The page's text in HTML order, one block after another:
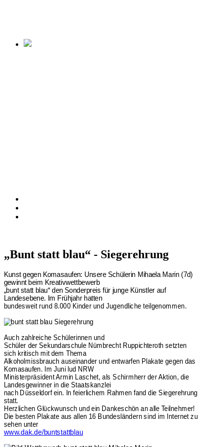
„Bunt statt blau“ - Siegerehrung
Kunst gegen Komasaufen: Unsere Schülerin Mihaela Marin (7d)
gewinnt beim Kreativwettbewerb
„bunt statt blau“ den Sonderpreis für junge Künstler auf
Landesebene. Im Frühjahr hatten
bundesweit rund 8.000 Kinder und Jugendliche teilgenommen.
Auch zahlreiche Schülerinnen und
Schüler der Sekundarschule Nümbrecht Ruppichteroth setzten
sich kritisch mit dem Thema
Alkoholmissbrauch auseinander und entwarfen Plakate gegen das
Komasaufen. Im Juni lud NRW
Ministerpräsident Armin Laschet, als Schirmherr der Aktion, die
Landesgewinner in die Staatskanzlei
nach Düsseldorf ein. In feierlichem Rahmen fand die Siegerehrung
statt.
Herzlichen Glückwunsch und ein Dankeschön an alle Teilnehmer!
Die besten Plakate aus allen 16 Bundesländern sind im Internet zu
sehen unter
www.dak.de/buntstattblau